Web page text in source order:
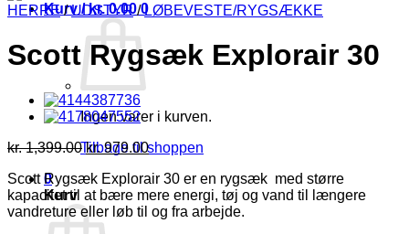
Kurv /kr.0.00 0
Ingen varer i kurven.
Tilbage til shoppen
0
Kurv
HERRE / UDSTYR / LØBEVESTE/RYGSÆKKE
Scott Rygsæk Explorair 30
kr.1,399.00Den
pris
var:
kr. 1,399.00.
kr.979.00Den
pris
er:
kr. 979.00.
Scott Rygsæk Explorair 30 er en rygsæk med større
kapacitet til at bære mere energi, tøj og vand til længere
vandreture eller løb til og fra arbejde.